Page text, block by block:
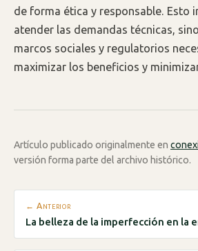
de forma ética y responsable. Esto
atender las demandas técnicas,
marcos sociales y regulatorios
maximizar los beneficios y
Artículo publicado originalmente en
versión forma parte del archivo histórico.
← Anterior
La belleza de la imperfección en la